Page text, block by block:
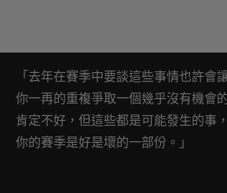
「去年在賽季中要談這些事情也許會
你一再的重複爭取一個幾乎沒有機會
肯定不好，但這些都是可能發生的事
你的賽季是好是壞的一部份。」